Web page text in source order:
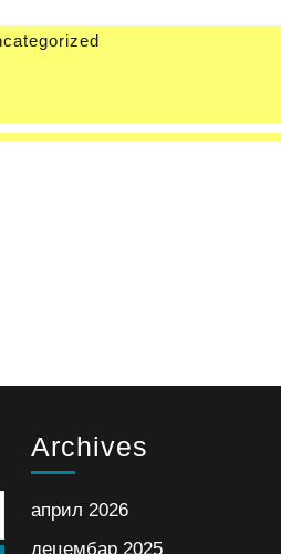
Archives
април 2026
децембар 2025